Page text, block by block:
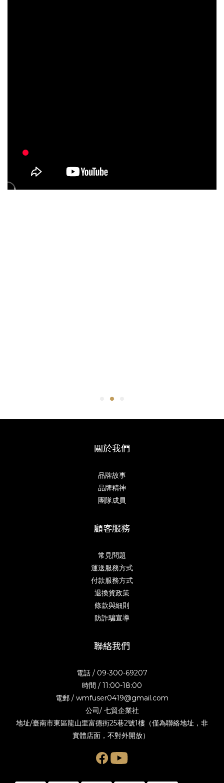
關於我們
品牌故事
品牌精神
團隊成員
顧客服務
常見問題
運送服務方式
付款服務方式
退換貨政策
條款與細則
防詐騙宣導
聯絡我們
電話 / 09-300-69207
時間 / 11:00-18:00
電郵 / wmfuser0419@gmail.com
公司/ 七貿企業社
地址/臺南市東區龍山里富德街25巷2號1樓（僅為聯絡地址，非
實體店面，不對外開放）